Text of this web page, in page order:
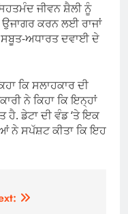
ਜੀਵਨ ਸ਼ੈਲੀ ਨੂੰ
ਕਰਨ ਲਈ ਰਾਜਾਂ
ਸਬੂਤ-ਅਧਾਰਤ ਦਵਾਈ ਦੇ
ਕਿ ਸਲਾਹਕਾਰ ਦੀ
ਨੇ ਕਿਹਾ ਕਿ ਇਨ੍ਹਾਂ
ਹੈ. ਡੇਟਾ ਦੀ ਵੰਡ ‘ਤੇ ਇਕ
ਨੇ ਸਪੱਸ਼ਟ ਕੀਤਾ ਕਿ ਇਹ